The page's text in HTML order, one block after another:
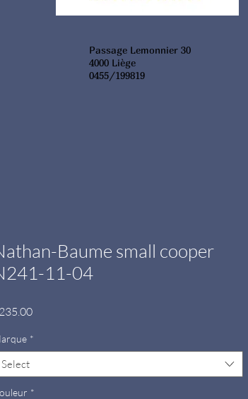
Passage Lemonnier 30
4000 Liège
0455/199819
Baume small cooper
11-04
Price
*
Select
*